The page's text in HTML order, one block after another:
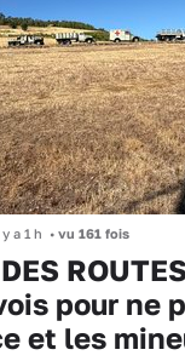
a 1 h • vu 161 fois
pour ne
et les